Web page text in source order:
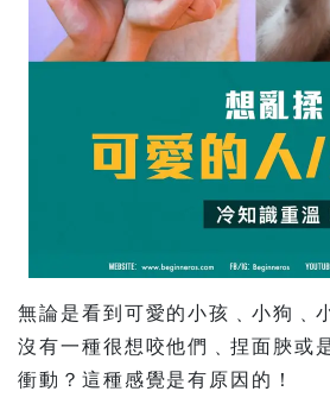
無論是看到可愛的小孩﹑小狗﹑
沒有一種很想咬他們﹑捏面脥或
衝動？這種感覺是有原因的！